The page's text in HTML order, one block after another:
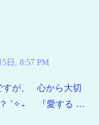
5日, 8:57 PM
すが、 心から大切
？ ˚✧₊ 『愛する …